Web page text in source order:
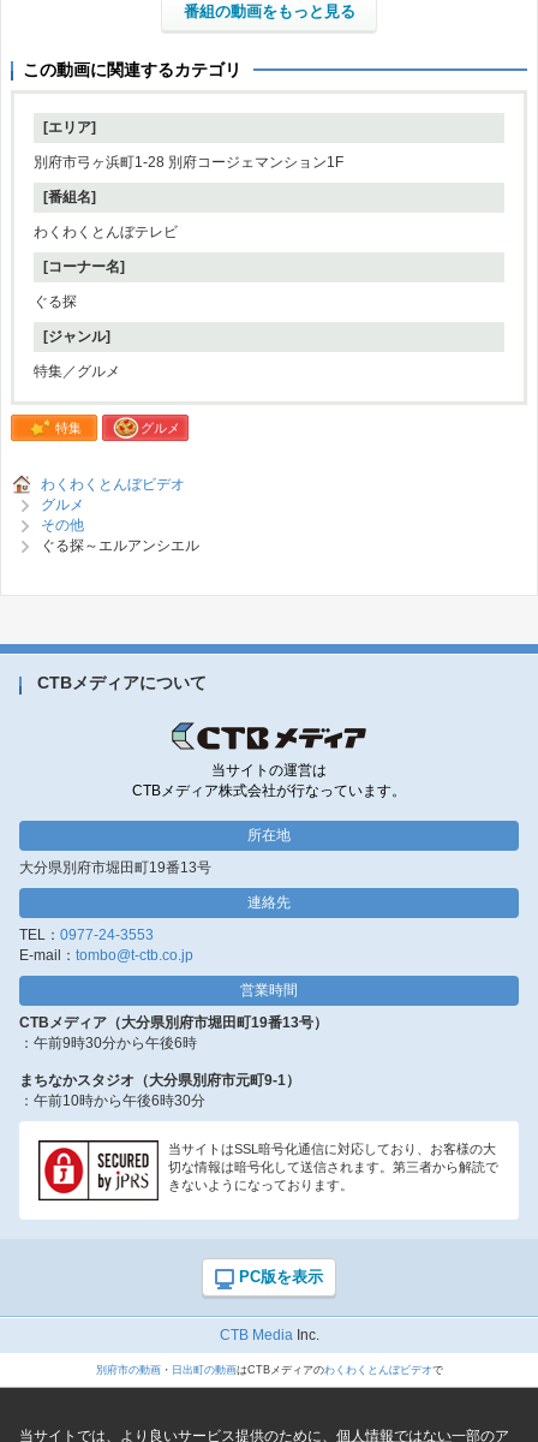
番組の動画をもっと見る
この動画に関連するカテゴリ
[エリア]
別府市弓ヶ浜町1-28 別府コージェマンション1F
[番組名]
わくわくとんぼテレビ
[コーナー名]
ぐる探
[ジャンル]
特集／グルメ
特集 グルメ
わくわくとんぼビデオ
グルメ
その他
ぐる探～エルアンシエル
CTBメディアについて
当サイトの運営は
CTBメディア株式会社が行なっています。
所在地
大分県別府市堀田町19番13号
連絡先
TEL： 0977-24-3553
E-mail： tombo@t-ctb.co.jp
営業時間
CTBメディア（大分県別府市堀田町19番13号）
：午前9時30分から午後6時
まちなかスタジオ（大分県別府市元町9-1）
：午前10時から午後6時30分
当サイトはSSL暗号化通信に対応しており、お客様の大
切な情報は暗号化して送信されます。第三者から解読で
きないようになっております。
CTB MediaInc.
別府市の動画・ 日出町の動画はCTBメディアのわくわくとんぼビデオで
当サイトでは、より良いサービス提供のために、 個人情報ではない一部のア